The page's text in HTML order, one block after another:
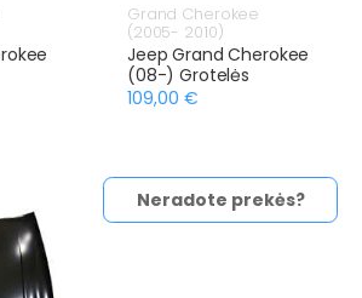
Grand Cherokee
(2005- 2010)
Jeep Grand Cherokee
(08-) Grotelės
109,00 €
Neradote prekės?